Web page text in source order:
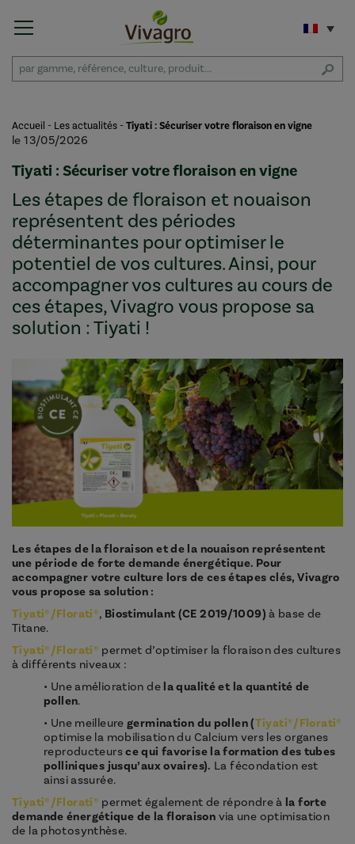
Accueil - Les actualités -Tiyati : Sécuriser votre floraison en vigne
le 13/05/2026
Tiyati : Sécuriser votre floraison en vigne
Les étapes de floraison et nouaison
représentent des périodes
déterminantes pour optimiser le
potentiel de vos cultures. Ainsi, pour
accompagner vos cultures au cours de
ces étapes, Vivagro vous propose sa
solution : Tiyati !
Les étapes de la floraison et de la nouaison représentent
une période de forte demande énergétique. Pour
accompagner votre culture lors de ces étapes clés, Vivagro
vous propose sa solution :
Tiyati®/Florati®, Biostimulant (CE 2019/1009) à base de
Titane.
Tiyati®/Florati® permet d’optimiser la floraison des cultures
à différents niveaux :
• Une amélioration de la qualité et la quantité de
pollen.
• Une meilleure germination du pollen (Tiyati®/Florati®
optimise la mobilisation du Calcium vers les organes
reproducteursce qui favorise la formation des tubes
polliniques jusqu’aux ovaires). La fécondation est
ainsi assurée.
Tiyati®/Florati® permet également de répondre à la forte
demande énergétique de la floraison via une optimisation
de la photosynthèse.